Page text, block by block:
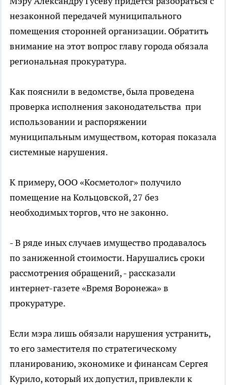
незаконной передачей муниципального
помещения сторонней организации. Обратить
внимание на этот вопрос главу города обязала
региональная прокуратура.
Как пояснили в ведомстве, была проведена
проверка исполнения законодательства при
использовании и распоряжении
муниципальным имуществом, которая показала
системные нарушения.
К примеру, ООО «Косметолог» получило
помещение на Кольцовской, 27 без
необходимых торгов, что не законно.
- В ряде иных случаев имущество продавалось
по заниженной стоимости. Нарушались сроки
рассмотрения обращений, - рассказали
интернет-газете «Время Воронежа» в
прокуратуре.
Если мэра лишь обязали нарушения устранить,
то его заместителя по стратегическому
планированию, экономике и финансам Сергея
Курило, который их допустил, привлекли к